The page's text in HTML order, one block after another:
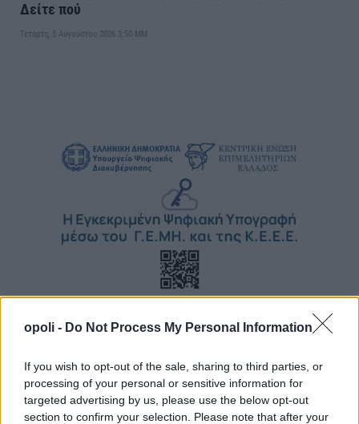
opoli - Do Not Process My Personal Information
If you wish to opt-out of the sale, sharing to third parties, or
processing of your personal or sensitive information for
targeted advertising by us, please use the below opt-out
section to confirm your selection. Please note that after your
Δείτε πού
Τετάρτη, 5 Αυγούστου 2026 3:50 ΜΜ